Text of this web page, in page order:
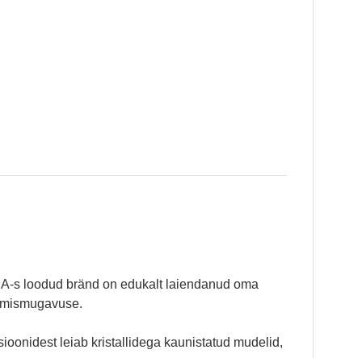
s loodud bränd on edukalt laiendanud oma
leiab kristallidega kaunistatud mudelid,